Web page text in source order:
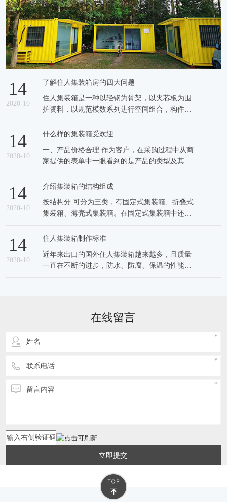
14
2020-10
了解住人集装箱房的四大问题
住人集装箱是一种以轻钢为骨架，以夹芯板为围
护资料，以规范模数系列进行空间组合，构件选
可方便方便地进行拼装和拆开，完成了临时修建
建理念，使临时住房进入了一个系列化开发、集
成化出产、配套化供给、可库存和可屡
14
2020-10
什么样的集装箱受欢迎
一、产品价格合理 作为客户，在采购过程中从商
家提供的表单中一眼看到的是产品的类型及其匹
集装箱，该产品的价格是否合理决定着客户的“购
系到产品交易量大小的问题呢，对于买卖双方来
说都是值得思量的问题
14
2020-10
介绍集装箱的结构组成
按结构分 可分为三类，有固定式集装箱、折叠式
集装箱、薄壳式集装箱。在固定式集装箱中还可
CONTAINER）、板架集装箱等；折叠式集装
能简单地折叠或分解，再次使用时可以方便的再
组合起来；薄壳式集装箱，
14
2020-10
住人集装箱制作标准
近年来出口的国外住人集装箱越来越多，且质量
一直在不断的进步，防水、防腐、保温的性能研
箱可使用20年之久。在人口过于密集
在线留言
立即提交